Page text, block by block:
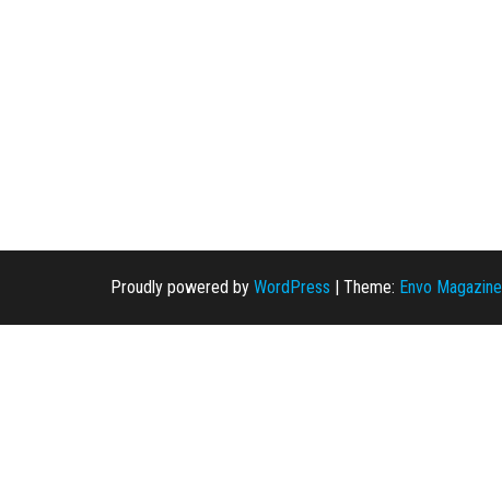
Proudly powered by WordPress | Theme: Envo Magazine